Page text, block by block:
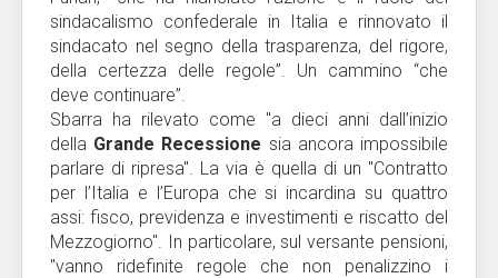
sindacalismo confederale in Italia e rinnovato il
sindacato nel segno della trasparenza, del rigore,
della certezza delle regole”. Un cammino “che
deve continuare”.
Sbarra ha rilevato come "a dieci anni dall’inizio
della Grande Recessione sia ancora impossibile
parlare di ripresa". La via è quella di un "Contratto
per l’Italia e l’Europa che si incardina su quattro
assi: fisco, previdenza e investimenti e riscatto del
Mezzogiorno". In particolare, sul versante pensioni,
"vanno ridefinite regole che non penalizzino i